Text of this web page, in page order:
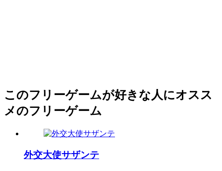
このフリーゲームが好きな人にオスス
メのフリーゲーム
外交大使サザンテ